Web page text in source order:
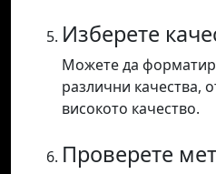
Изберете
Можете да
различни качества,
високото качество.
Проверете